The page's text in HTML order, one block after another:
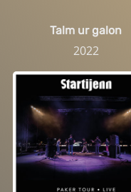
Talm ur galon
2022